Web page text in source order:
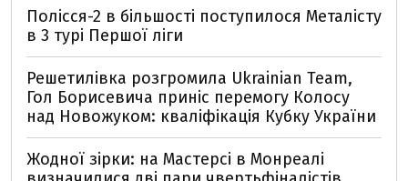
Полісся-2 в більшості поступилося Металісту
в 3 турі Першої ліги
Решетилівка розгромила Ukrainian Team,
Гол Борисевича приніс перемогу Колосу
над Новожуком: кваліфікація Кубку України
Жодної зірки: на Мастерсі в Монреалі